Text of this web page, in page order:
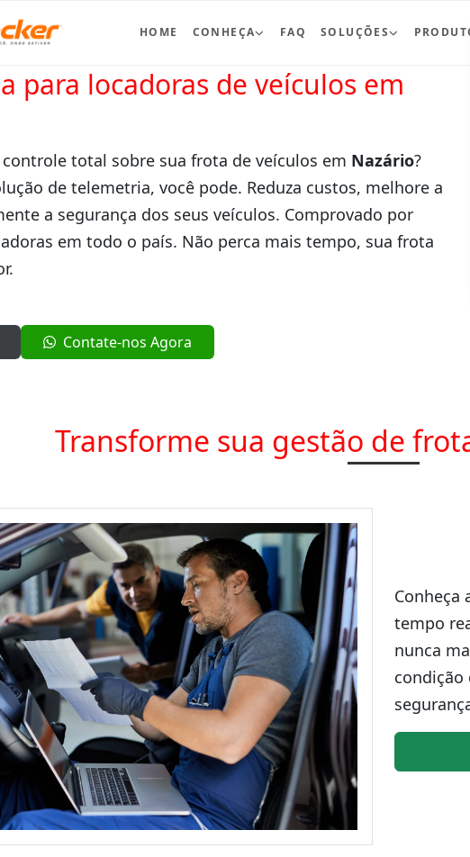
HOME CONHEÇA FAQ SOLUÇÕES
para locadoras de veículos em
total sobre sua frota de veículos em Nazário?
de telemetria, você pode. Reduza custos, melhore a
a segurança dos seus veículos. Comprovado por
em todo o país. Não perca mais tempo, sua frota
Contate-nos Agora
Transforme sua gestão de
Conheça
tempo
nunca
condição